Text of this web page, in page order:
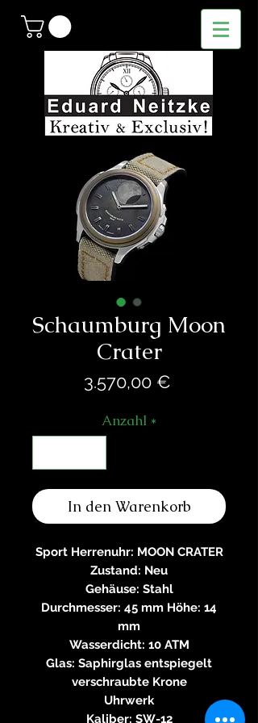
Schaumburg Moon
Crater
3.570,00 €Preis
Anzahl *
In den Warenkorb
Sport Herrenuhr: MOON CRATER
Zustand: Neu
Gehäuse: Stahl
Durchmesser: 45 mm Höhe: 14
mm
Wasserdicht: 10 ATM
Glas: Saphirglas entspiegelt
verschraubte Krone
Uhrwerk
Kaliber: SW-12